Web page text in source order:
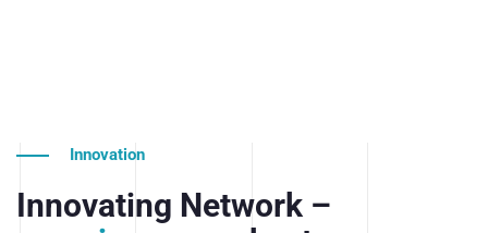
Innovation
Innovating Network –